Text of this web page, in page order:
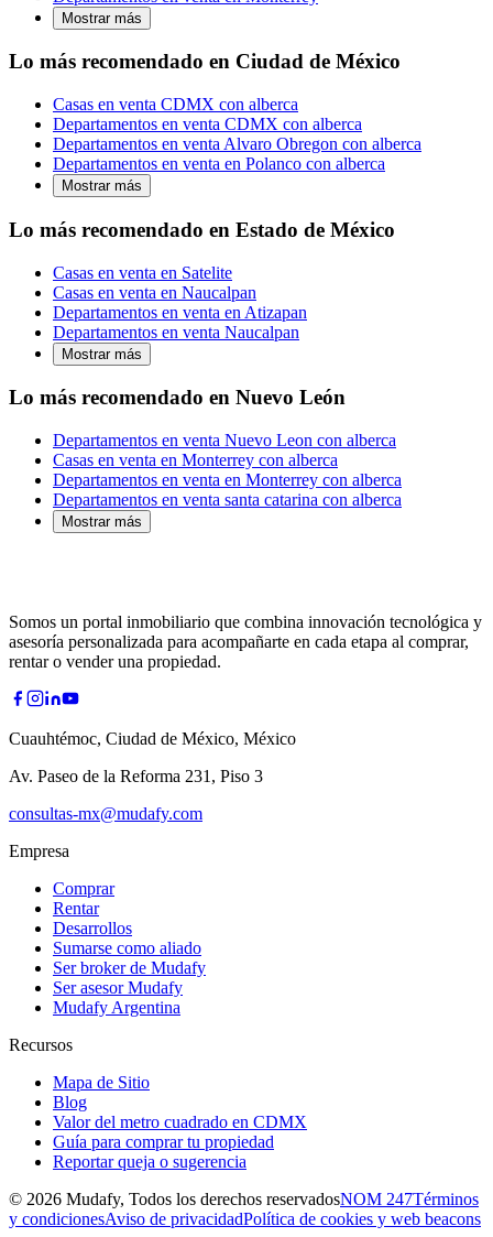
Mostrar más
Lo más recomendado en Ciudad de México
Casas en venta CDMX con alberca
Departamentos en venta CDMX con alberca
Departamentos en venta Alvaro Obregon con alberca
Departamentos en venta en Polanco con alberca
Mostrar más
Lo más recomendado en Estado de México
Casas en venta en Satelite
Casas en venta en Naucalpan
Departamentos en venta en Atizapan
Departamentos en venta Naucalpan
Mostrar más
Lo más recomendado en Nuevo León
Departamentos en venta Nuevo Leon con alberca
Casas en venta en Monterrey con alberca
Departamentos en venta en Monterrey con alberca
Departamentos en venta santa catarina con alberca
Mostrar más
Somos un portal inmobiliario que combina innovación tecnológica y
asesoría personalizada para acompañarte en cada etapa al comprar,
rentar o vender una propiedad.
Cuauhtémoc, Ciudad de México, México
Av. Paseo de la Reforma 231, Piso 3
consultas-mx@mudafy.com
Empresa
Comprar
Rentar
Desarrollos
Sumarse como aliado
Ser broker de Mudafy
Ser asesor Mudafy
Mudafy Argentina
Recursos
Mapa de Sitio
Blog
Valor del metro cuadrado en CDMX
Guía para comprar tu propiedad
Reportar queja o sugerencia
© 2026 Mudafy, Todos los derechos reservadosNOM 247Términos
y condicionesAviso de privacidadPolítica de cookies y web beacons